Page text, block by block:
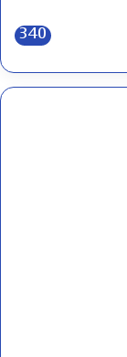
340